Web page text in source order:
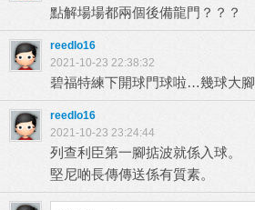
點解場場都兩個後備龍門？？？
reedlo16
2021-10-23 22:38:32
碧福特練下開球門球啦…幾球大
reedlo16
2021-10-23 23:24:44
列查利臣第一腳掂波就係入球。
堅尼啲長傳傳送係有質素。